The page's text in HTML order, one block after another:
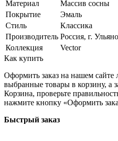
Материал
Массив сосны
Покрытие
Эмаль
Стиль
Классика
Производитель Россия, г.
Коллекция
Vector
Как купить
Оформить заказ на нашем сайте
выбранные товары в корзину, а
Корзина, проверьте
нажмите кнопку «Оформить
Быстрый заказ